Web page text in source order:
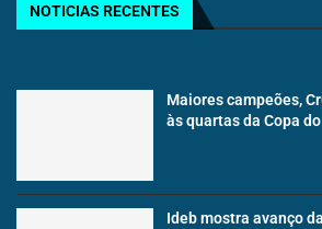
NOTICIAS RECENTES
Maiores campeões,
às quartas da Copa do
Ideb mostra avanço